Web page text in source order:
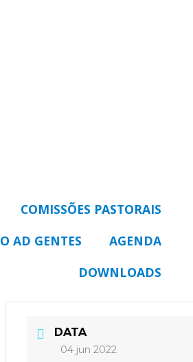
COMISSÕES PASTORAIS
AD GENTES
AGENDA
DOWNLOADS
DATA
04 jun 2022